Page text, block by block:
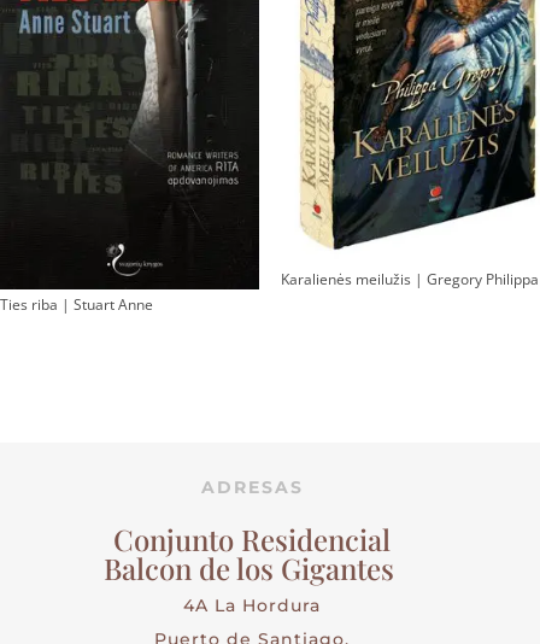
Ties riba | Stuart Anne
Karalienės meilužis | Gregory Philippa
ADRESAS
Conjunto Residencial
Balcon de los Gigantes
4A La Hordura
Puerto de Santiago,